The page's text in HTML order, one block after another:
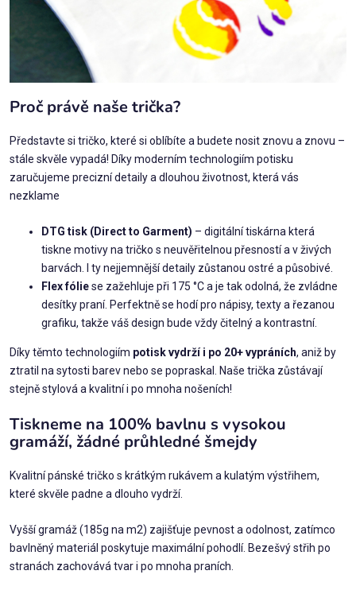
Proč právě naše trička?
Představte si tričko, které si oblíbíte a budete nosit znovu a znovu –
stále skvěle vypadá! Díky moderním technologiím potisku
zaručujeme precizní detaily a dlouhou životnost, která vás
nezklame
DTG tisk (Direct to Garment) – digitální tiskárna která
tiskne motivy na tričko s neuvěřitelnou přesností a v živých
barvách. I ty nejjemnější detaily zůstanou ostré a působivé.
Flex fóliese zažehluje při 175 °C a je tak odolná, že zvládne
desítky praní. Perfektně se hodí pro nápisy, texty a řezanou
grafiku, takže váš design bude vždy čitelný a kontrastní.
Díky těmto technologiím potisk vydrží i po 20+ vypráních, aniž by
ztratil na sytosti barev nebo se popraskal. Naše trička zůstávají
stejně stylová a kvalitní i po mnoha nošeních!
Tiskneme na 100% bavlnu s vysokou
gramáží, žádné průhledné šmejdy
Kvalitní pánské tričko s krátkým rukávem a kulatým výstřihem,
které skvěle padne a dlouho vydrží.
Vyšší gramáž (185g na m2) zajišťuje pevnost a odolnost, zatímco
bavlněný materiál poskytuje maximální pohodlí. Bezešvý střih po
stranách zachovává tvar i po mnoha praních.